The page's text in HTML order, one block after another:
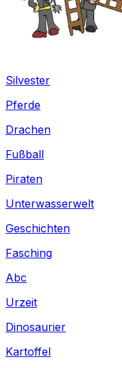
Silvester
Pferde
Drachen
Fußball
Piraten
Unterwasserwelt
Geschichten
Fasching
Abc
Urzeit
Dinosaurier
Kartoffel